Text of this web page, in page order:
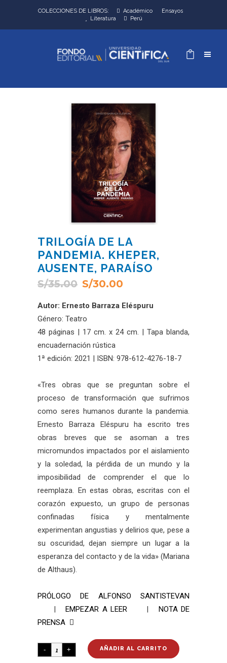
COLECCIONES DE LIBROS: Académico
Ensayos
Literatura
Perú
TRILOGÍA DE LA
PANDEMIA. KHEPER,
AUSENTE, PARAÍSO
S/35.00 S/30.00
Autor: Ernesto Barraza Eléspuru
Género: Teatro
48 páginas | 17 cm. x 24 cm. | Tapa blanda,
encuadernación rústica
1ª edición: 2021 | ISBN: 978-612-4276-18-7
«Tres obras que se preguntan sobre el
proceso de transformación que sufrimos
como seres humanos durante la pandemia.
Ernesto Barraza Eléspuru ha escrito tres
obras breves que se asoman a tres
micromundos impactados por el aislamiento
y la soledad, la pérdida de un mundo y la
imposibilidad de comprender el que lo
reemplaza. En estas obras, escritas con el
corazón expuesto, un grupo de personas
confinadas física y mentalmente
experimentan angustias y delirios que, pese a
su oscuridad, dejan siempre un lugar a la
esperanza del contacto y de la vida» (Mariana
de Althaus).
PRÓLOGO DE ALFONSO SANTISTEVAN
|EMPEZAR A LEER | NOTA DE
PRENSA
AÑADIR AL CARRITO